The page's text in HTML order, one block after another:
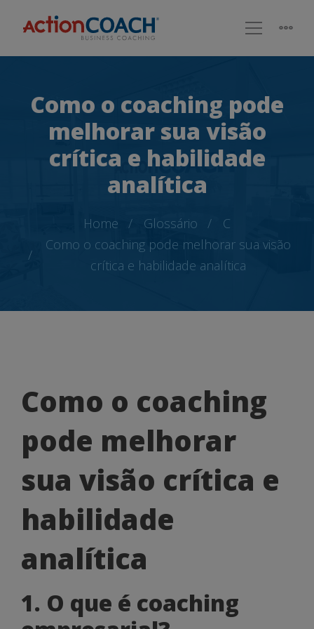
Como o coaching pode
melhorar sua visão
crítica e habilidade
analítica
Home Glossário
C
Como o coaching pode melhorar sua visão
crítica e habilidade analítica
Como
o
coaching
pode
melhorar
sua
visão
e
Como o coaching
pode melhorar
sua visão crítica e
habilidade
analítica
1. O que é coaching